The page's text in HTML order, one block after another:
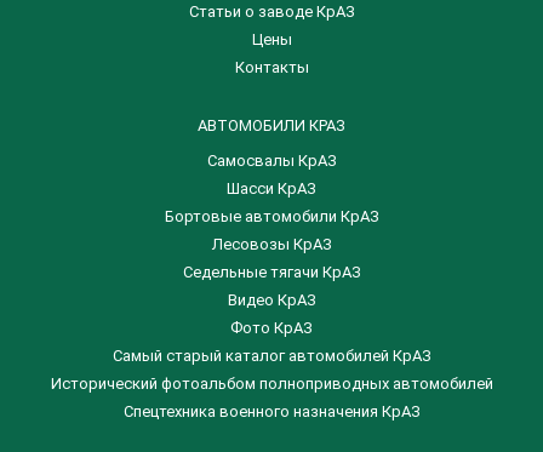
Статьи о заводе КрАЗ
Цены
Контакты
АВТОМОБИЛИ КРАЗ
Самосвалы КрАЗ
Шасси КрАЗ
Бортовые автомобили КрАЗ
Лесовозы КрАЗ
Седельные тягачи КрАЗ
Видео КрАЗ
Фото КрАЗ
Самый старый каталог автомобилей КрАЗ
Исторический фотоальбом полноприводных автомобилей
Спецтехника военного назначения КрАЗ